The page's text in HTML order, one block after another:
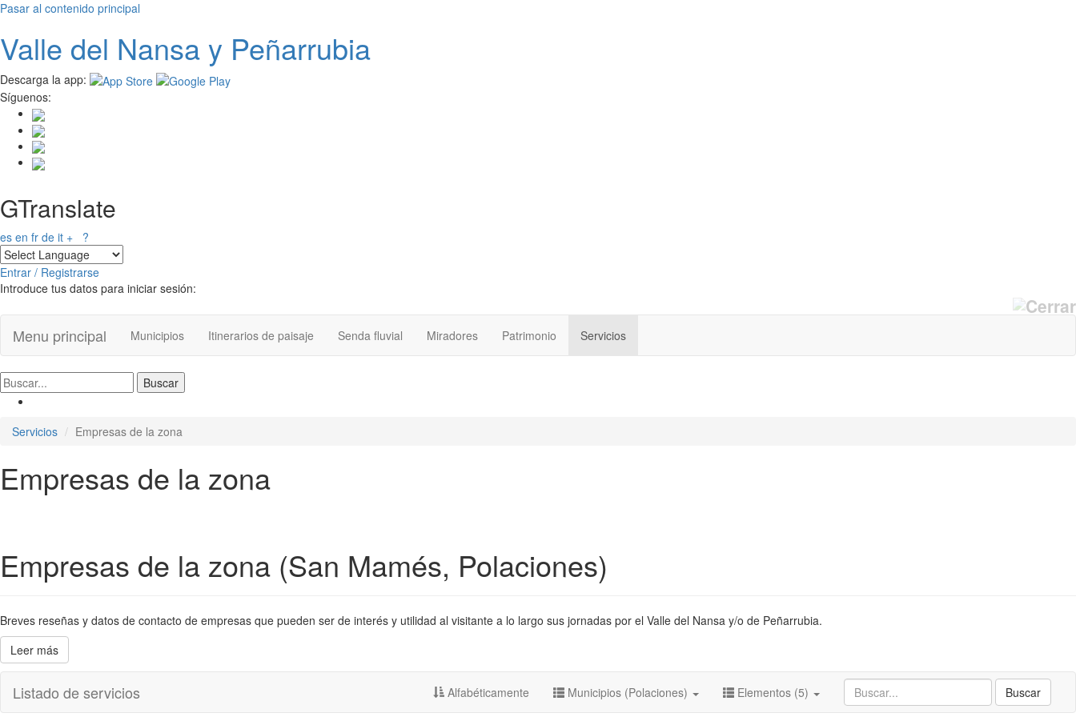
Pasar al contenido principal
Valle del Nansay Peñarrubia
Descarga la app:
Síguenos:
GTranslate
es en fr de it + ?
Entrar / Registrarse
Introduce tus datos para iniciar sesión:
Menu principal Municipios Itinerarios de paisaje Senda fluvial Miradores Patrimonio Servicios
Servicios Empresas de la zona
Empresas de la zona
Empresas de la zona (San Mamés, Polaciones)
Breves reseñas y datos de contacto de empresas que pueden ser de interés y utilidad al visitante a lo largo sus jornadas por el Valle del Nansa y/o de Peñarrubia.
Leer más
Listado de servicios Buscar
Alfabéticamente Municipios (Polaciones) Elementos (5)